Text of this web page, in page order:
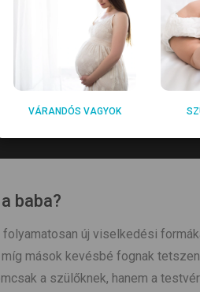
baba?
új viselkedési
mások kevésbé fognak
a szülőknek, hanem a
VÁRANDÓS VAGYOK